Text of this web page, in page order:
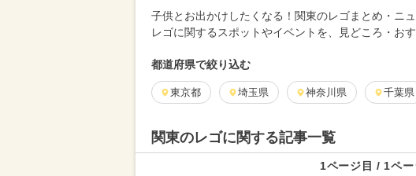
子供とお出かけしたくなる！関東のレゴまとめ・ニ
レゴに関するスポットやイベントを、見どころ・お
都道府県で絞り込む
東京都 埼玉県 神奈川県 千葉県
関東のレゴに関する記事一覧
1ページ目 / 1ペー